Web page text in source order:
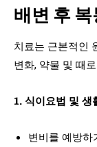
배변 후
치료는 근본적인
변화, 약물 및 때
1. 식이요법 및 생
변비를 예방하